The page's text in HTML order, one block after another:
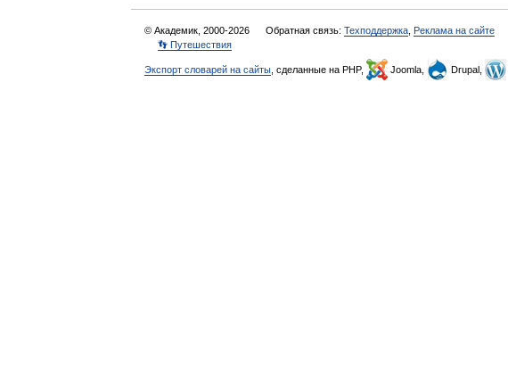
© Академик, 2000-2026 Обратная связь: Техподдержка Реклама на сайте
👣 Путешествия
Экспорт словарей на сайты , сделанные на PHP, Joomla, Drupal,